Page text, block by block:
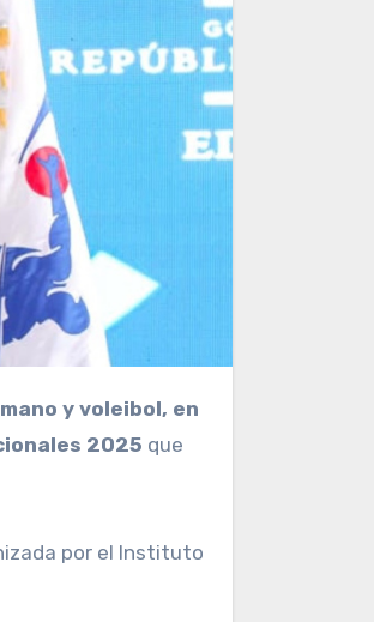
y voleibol, en
2025 que
por el Instituto